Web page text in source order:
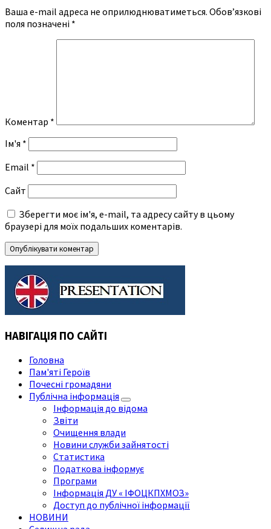
Ваша e-mail адреса не оприлюднюватиметься. Обов’язкові
поля позначені *
Коментар *
Ім'я *
Email *
Сайт
Зберегти моє ім'я, e-mail, та адресу сайту в цьому
браузері для моїх подальших коментарів.
НАВІГАЦІЯ ПО САЙТІ
Головна
Пам'яті Героїв
Почесні громадяни
Публічна інформація
Інформація до відома
Звіти
Очищення влади
Новини служби зайнятості
Статистика
Податкова інформує
Програми
Інформація ДУ « ІФОЦКПХМОЗ»
Доступ до публічної інформації
НОВИНИ